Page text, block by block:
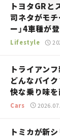
トヨタGRと
司ネタがモチ
ー」4車種が
マとホビー】
Lifestyle
トライアン
どんなバイ
快な乗り味
トラッカー【
Cars
トミカが新